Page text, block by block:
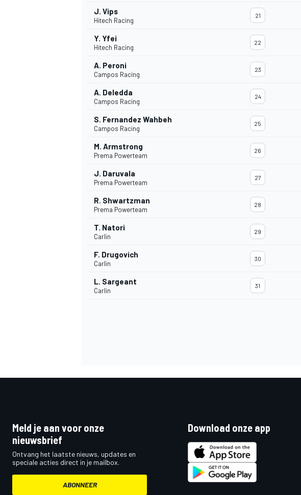
J. Vips
Hitech Racing
21
Y. Yfei
Hitech Racing
22
A. Peroni
Campos Racing
23
A. Deledda
Campos Racing
24
S. Fernandez Wahbeh
Campos Racing
25
M. Armstrong
Prema Powerteam
26
J. Daruvala
Prema Powerteam
27
R. Shwartzman
Prema Powerteam
28
T. Natori
Carlin
29
F. Drugovich
Carlin
30
L. Sargeant
Carlin
31
Meld je aan voor onze
nieuwsbrief
Ontvang het laatste nieuws, updates en
speciale acties direct in je mailbox.
ABONNEER
Download onze app